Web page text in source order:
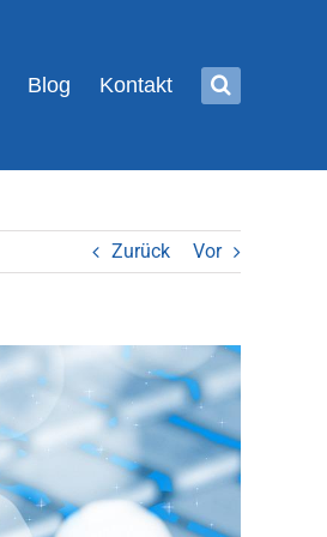
Blog Kontakt
Zurück Vor